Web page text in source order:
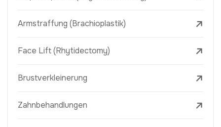
Armstraffung (Brachioplastik)
Face Lift (Rhytidectomy)
Brustverkleinerung
Zahnbehandlungen